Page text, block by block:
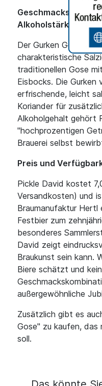
Geschmacksprofil:
Alkoholstärke
Der Gurken Gose
charakteristische
traditionellen Gose
Eisbocks. Die Gurken
erfrischende, leicht
Koriander für
Alkoholgehalt gehört
"hochprozentigen
Brauerei selbst
Preis und
Pickle David kostet
Versandkosten) und
Braumanufaktur Hertl
Festbier zum
besonderes
David zeigt
Braukunst sein kann.
Biere schätzt und
außergewöhnliche
Zusätzlich gibt es
Gose" zu kaufen, das
soll.